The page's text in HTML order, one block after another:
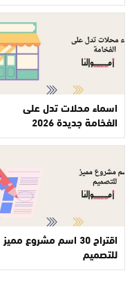
اسماء محلات تدل على
الفخامة جديدة 2026
اقتراح 30 اسم مشروع مميز
للتصميم